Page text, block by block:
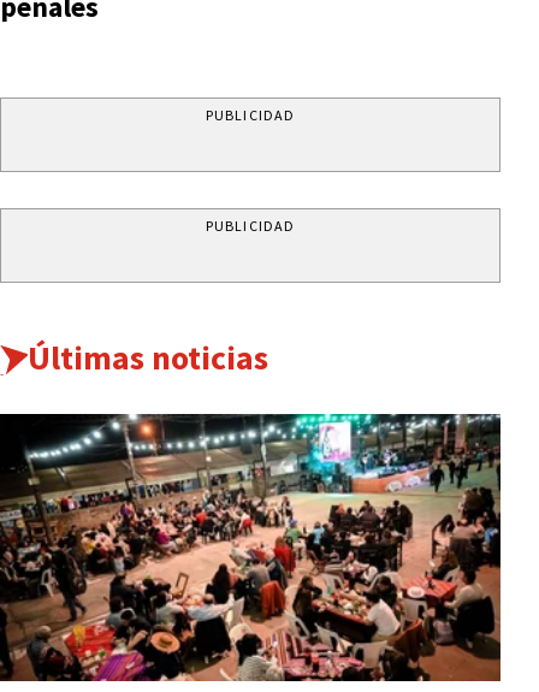
PUBLICIDAD
PUBLICIDAD
Últimas noticias